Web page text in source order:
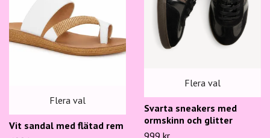
Flera val
Vit sandal med flätad rem
Flera val
Svarta sneakers med
ormskinn och glitter